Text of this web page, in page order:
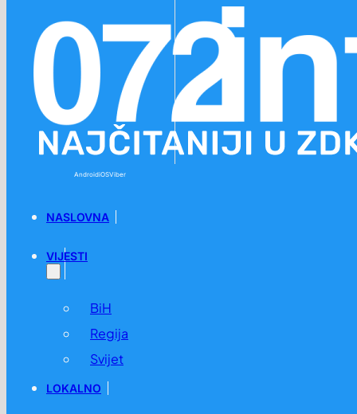
AndroidiOSViber
NASLOVNA
VIJESTI
BiH
Regija
Svijet
LOKALNO